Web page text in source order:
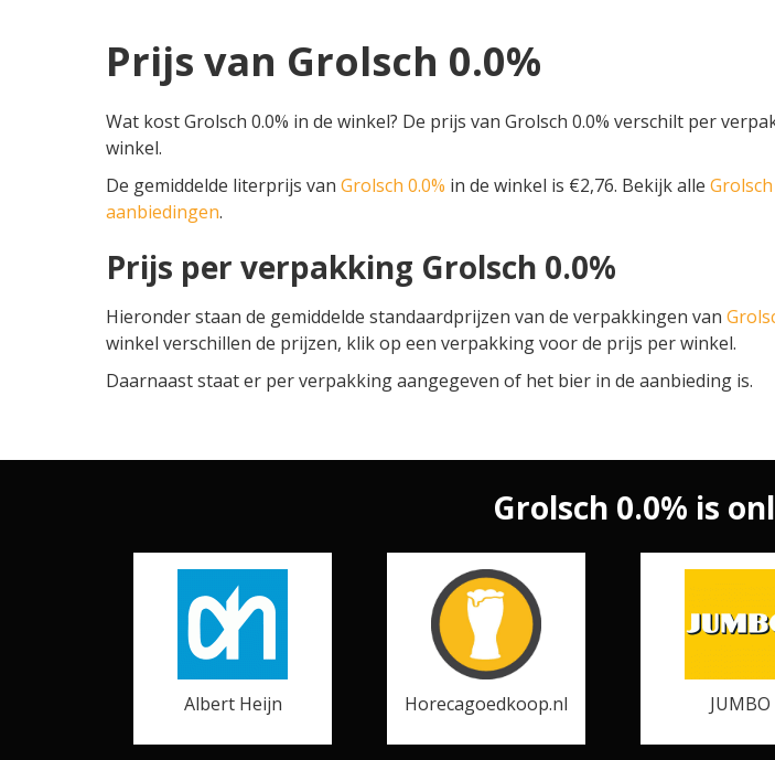
Prijs van Grolsch 0.0%
Wat kost Grolsch 0.0% in de winkel? De prijs van Grolsch 0.0% verschilt per
winkel.
De gemiddelde literprijs van Grolsch 0.0% in de winkel is €2,76. Bekijk alle Grolsch
aanbiedingen.
Prijs per verpakking Grolsch 0.0%
Hieronder staan de gemiddelde standaardprijzen van de verpakkingen van
winkel verschillen de prijzen, klik op een verpakking voor de prijs per winkel.
Daarnaast staat er per verpakking aangegeven of het bier in de aanbieding is.
Grolsch 0.0% is
Albert Heijn Horecagoedkoop.nl JUMBO